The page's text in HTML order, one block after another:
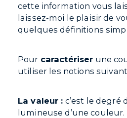
cette information vous
laissez-moi le plaisir de
quelques définitions
Pour caractériser une
utiliser les notions
La valeur : c’est le degré
lumineuse d’une couleur.